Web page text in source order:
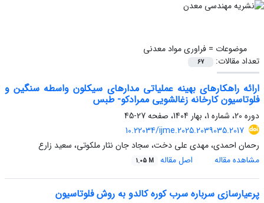
موضوعات =فراوری مواد معدنی
تعداد مقالات:
67
ارائه راهکارهای بهینه عملیاتی مدارهای سیکلون واسطه سنگین و
فلوتاسیون کارخانه زغالشویی ممرادکو- طبس
دوره 20، شماره 1، بهار 1404، صفحه
27-45
10.22034/ijme.2025.2039035.2017
رحمان احمدی، مهدی علی دخت، سجاد جان نثار ملکوتی، سعید زارع
مشاهده مقاله
اصل مقاله 1.05 M
پرعیارسازی سرباره سرب کوره کالدو به روش فلوتاسیون